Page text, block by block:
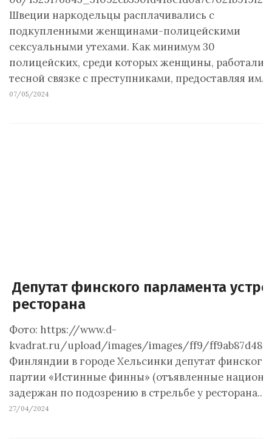
Швеции наркодельцы расплачивались с
подкупленными женщинами-полицейскими
сексуальными утехами. Как минимум 30
полицейских, среди которых женщины, работали в
тесной связке с преступниками, предоставляя им…
07/05/2024
Депутат финского парламента
ресторана
Фото: https://www.d-
kvadrat.ru/upload/images/images/ff9/
Финляндии в городе Хельсинки депутат финского
партии «Истинные финны» (отъявленные
задержан по подозрению в стрельбе у ресторана.…
27/04/2024